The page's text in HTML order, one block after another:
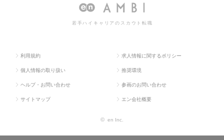
迎！の求人情報
若手ハイキャリアのスカウト転職
利用規約 求人情報に関するポリシー
個人情報の取り扱い 推奨環境
ヘルプ・お問い合わせ 参画のお問い合わせ
サイトマップ エン会社概要
© en Inc.